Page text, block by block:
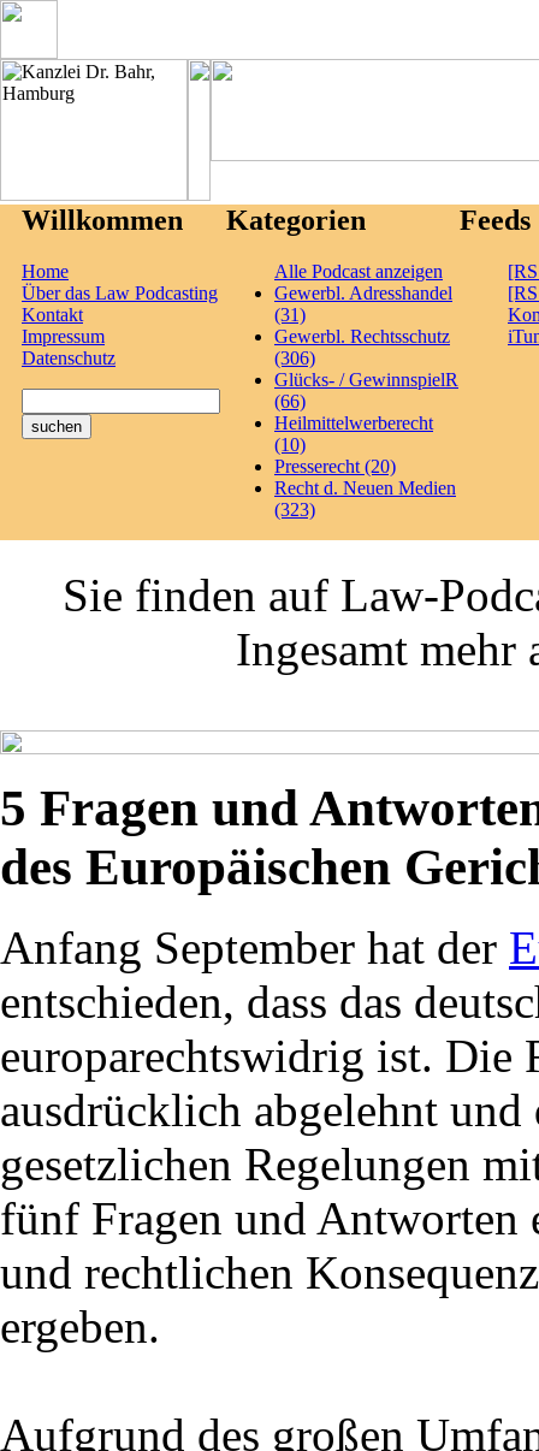
Willkommen
Home
Über das Law Podcasting
Kontakt
Impressum
Datenschutz
Kategorien
Alle Podcast anzeigen
Gewerbl. Adresshandel
(31)
Gewerbl. Rechtsschutz
(306)
Glücks- / GewinnspielR
(66)
Heilmittelwerberecht
(10)
Presserecht (20)
Recht d. Neuen Medien
(323)
Feeds
Sie finden auf Law-
Ingesamt mehr
5 Fragen und
des Europäischen
Anfang September hat der
entschieden, dass das
europarechtswidrig ist. Die
ausdrücklich abgelehnt
gesetzlichen Regelungen
fünf Fragen und Antworten
und rechtlichen
ergeben.
Aufgrund des großen